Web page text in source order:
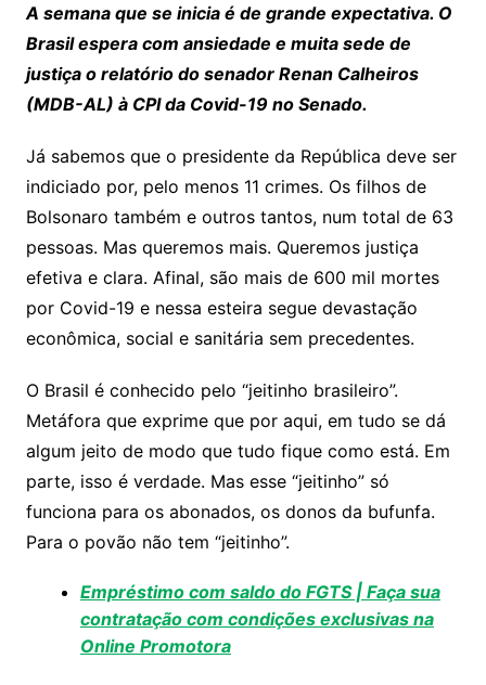
at
s
A
p
c
e
b
o
o
k
itt
er
p
y
Li
k
ar
e
A semana que se inicia é de grande expectativa. O
Brasil espera com ansiedade e muita sede de
justiça o relatório do senador Renan Calheiros
(MDB-AL) à CPI da Covid-19 no Senado.
Já sabemos que o presidente da República deve ser
indiciado por, pelo menos 11 crimes. Os filhos de
Bolsonaro também e outros tantos, num total de 63
pessoas. Mas queremos mais. Queremos justiça
efetiva e clara. Afinal, são mais de 600 mil mortes
por Covid-19 e nessa esteira segue devastação
econômica, social e sanitária sem precedentes.
O Brasil é conhecido pelo “jeitinho brasileiro”.
Metáfora que exprime que por aqui, em tudo se dá
algum jeito de modo que tudo fique como está. Em
parte, isso é verdade. Mas esse “jeitinho” só
funciona para os abonados, os donos da bufunfa.
Para o povão não tem “jeitinho”.
Empréstimo com saldo do FGTS | Faça sua
contratação com condições exclusivas na
Online Promotora